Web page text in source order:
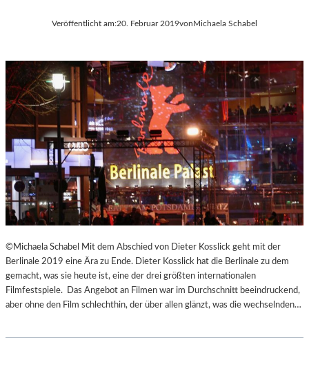
Veröffentlicht am:20. Februar 2019vonMichaela Schabel
©Michaela Schabel Mit dem Abschied von Dieter Kosslick geht mit der
Berlinale 2019 eine Ära zu Ende. Dieter Kosslick hat die Berlinale zu dem
gemacht, was sie heute ist, eine der drei größten internationalen
Filmfestspiele. Das Angebot an Filmen war im Durchschnitt beeindruckend,
aber ohne den Film schlechthin, der über allen glänzt, was die wechselnden…